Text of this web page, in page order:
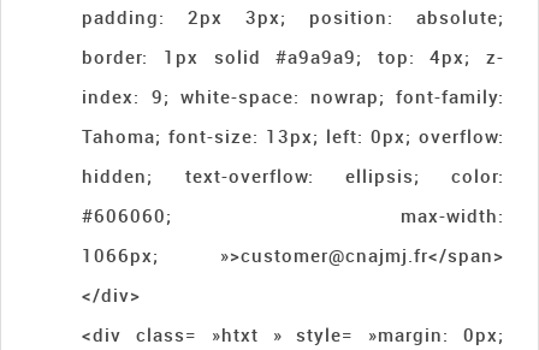
padding: 2px 3px; position: absolute;
border: 1px solid #a9a9a9; top: 4px; z-
index: 9; white-space: nowrap; font-family:
Tahoma; font-size: 13px; left: 0px; overflow:
hidden; text-overflow: ellipsis; color:
#606060; max-width:
1066px; »>customer@cnajmj.fr</span>
</div>
<div class= »htxt » style= »margin: 0px;